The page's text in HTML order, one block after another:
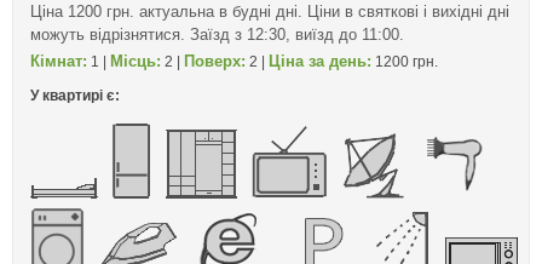
Ціна 1200 грн. актуальна в будні дні. Ціни в святкові і вихідні дні
можуть відрізнятися. Заїзд з 12:30, виїзд до 11:00.
Кімнат: 1 | Місць: 2 | Поверх: 2 | Ціна за день: 1200 грн.
У квартирі є: